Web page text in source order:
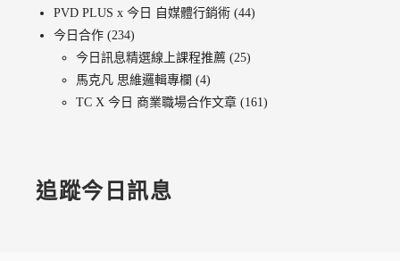
PVD PLUS x 今日 自媒體行銷術 (44)
今日合作 (234)
今日訊息精選線上課程推薦 (25)
馬克凡 思維邏輯專欄 (4)
TC X 今日 商業職場合作文章 (161)
追蹤今日訊息